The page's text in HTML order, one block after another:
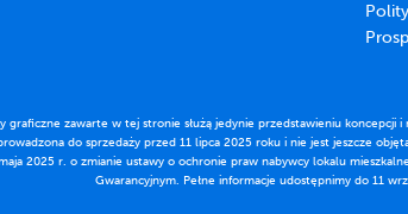
graficzne zawarte w tej stronie służą jedynie przedstawieniu
do sprzedaży przed 11 lipca 2025 roku i nie jest jeszcze
2025 r. o zmianie ustawy o ochronie praw nabywcy lokalu
Gwarancyjnym. Pełne informacje udostępnimy do 11